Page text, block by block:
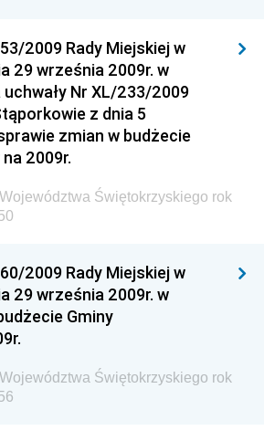
Narodowego Banku Polskiego
Komendy Głównej Policji
Ministra Pracy i Polityki
Ministra Transportu, Budownictwa
Ministra Spraw Zagranicznych
Centralnego Biura
Urzędu Patentowego
2009 Rady Miejskiej w
29 września 2009r. w
Nr XL/233/2009
z dnia 5
zmian w budżecie
2009r.
Świętokrzyskiego rok
2009 Rady Miejskiej w
29 września 2009r. w
Gminy
Świętokrzyskiego rok